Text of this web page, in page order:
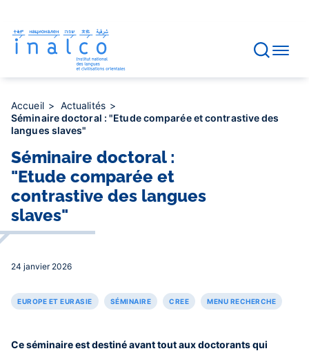
contenu
principal
Accueil
Actualités
Séminaire doctoral : "Etude comparée et contrastive des
langues slaves"
Séminaire doctoral :
"Etude comparée et
contrastive des langues
slaves"
24 janvier 2026
EUROPE ET EURASIE SÉMINAIRE CREE MENU RECHERCHE
Ce séminaire est destiné avant tout aux doctorants qui